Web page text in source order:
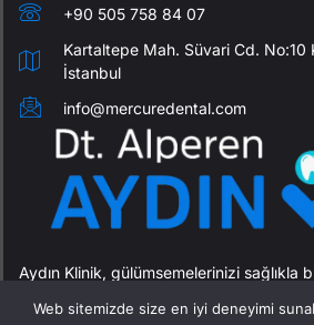
Aydın Klinik, gülümsemelerinizi sağlıkla
dental hizmetler sunarken, gelişmiş
+90 505 758 84 07
Kartaltepe Mah. Süvari Cd.
İstanbul
info@mercuredental.com
Web sitemizde size en iyi deneyimi